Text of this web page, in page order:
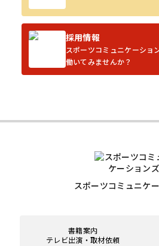
採用情報
スポーツコミュニケーショ
働いてみませんか？
スポーツコミュニケ
書籍案内
テレビ出演・取材依頼